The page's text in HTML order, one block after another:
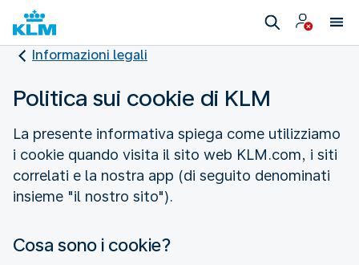
Informazioni legali
Politica sui cookie di KLM
La presente informativa spiega come utilizziamo
i cookie quando visita il sito web KLM.com, i siti
correlati e la nostra app (di seguito denominati
insieme "il nostro sito").
Cosa sono i cookie?